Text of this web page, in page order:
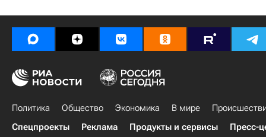
Политика Общество Экономика В мире
Спецпроекты
Реклама Продукты и сервисы Пресс-